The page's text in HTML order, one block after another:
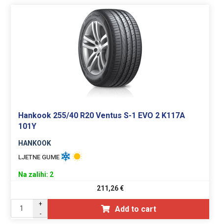
Hankook 255/40 R20 Ventus S-1 EVO 2 K117A
101Y
HANKOOK
LJETNE GUME
Na zalihi: 2
211,26€
+
-
Add to cart